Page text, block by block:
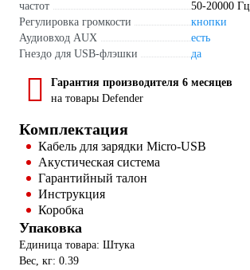
частот
50-20000 Гц
Регулировка громкости
кнопки
Аудиовход AUX
есть
Гнездо для USB-флэшки
да
Гарантия производителя 6 месяцев
на товары Defender
Комплектация
Кабель для зарядки Micro-USB
Акустическая система
Гарантийный талон
Инструкция
Коробка
Упаковка
Единица товара: Штука
Вес, кг: 0.39